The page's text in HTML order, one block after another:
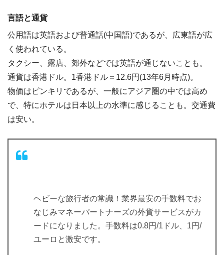
言語と通貨
公用語は英語および普通話(中国語)であるが、広東語が広
く使われている。
タクシー、露店、郊外などでは英語が通じないことも。
通貨は香港ドル。1香港ドル＝12.6円(13年6月時点)。
物価はピンキリであるが、一般にアジア圏の中では高め
で、特にホテルは日本以上の水準に感じることも。交通費
は安い。
ヘビーな旅行者の常識！業界最安の手数料でお
なじみマネーパートナーズの外貨サービスがカ
ードになりました。手数料は0.8円/1ドル、1円/
ユーロと激安です。